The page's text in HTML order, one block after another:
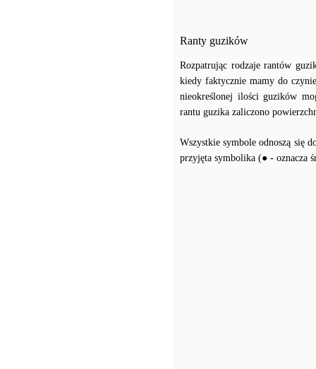
Ranty guzików
Rozpatrując rodzaje rantów
kiedy faktycznie mamy do
nieokreślonej ilości guzików
rantu guzika zaliczono
Wszystkie symbole odnoszą się
przyjęta symbolika (● - oznacza